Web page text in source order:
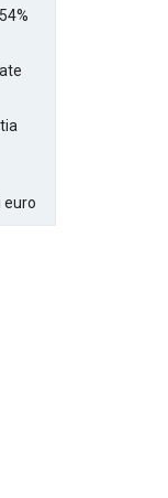
euro